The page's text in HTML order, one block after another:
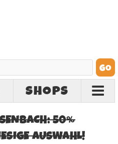
SHOPS
50%
AUSWAHL!